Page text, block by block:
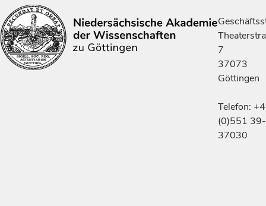
7
37073
Göttingen
Telefon:
(0)551 39-
37030